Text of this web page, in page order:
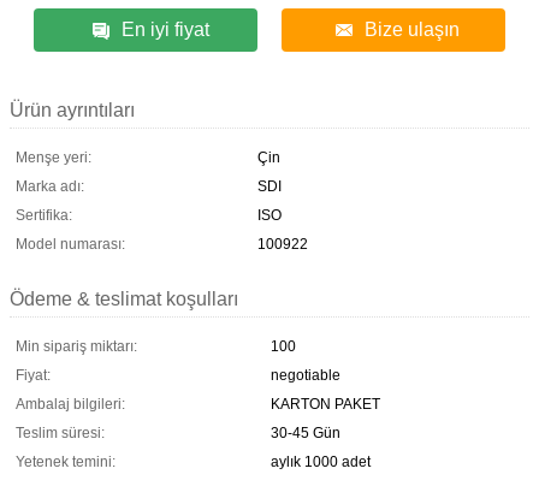
En iyi fiyat Bize ulaşın
Ürün ayrıntıları
Menşe yeri:
Çin
Marka adı:
SDI
Sertifika:
ISO
Model numarası:
100922
Ödeme & teslimat koşulları
Min sipariş miktarı:
100
Fiyat:
negotiable
Ambalaj bilgileri:
KARTON PAKET
Teslim süresi:
30-45 Gün
Yetenek temini:
aylık 1000 adet